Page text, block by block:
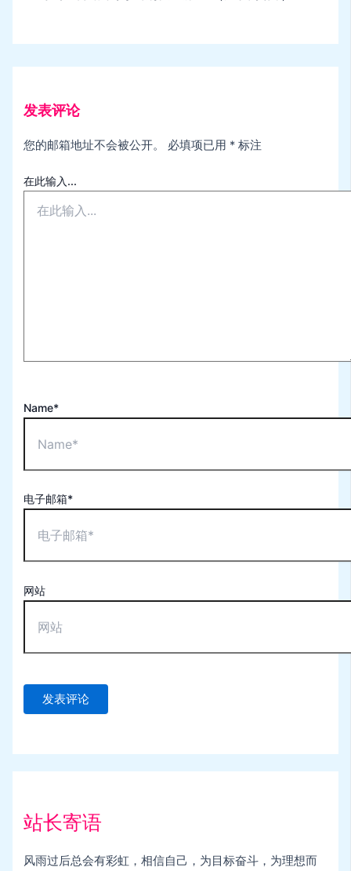
发表评论
您的邮箱地址不会被公开。 必填项已用 * 标注
在此输入...
Name*
电子邮箱*
网站
站长寄语
风雨过后总会有彩虹，相信自己，为目标奋斗，为理想而